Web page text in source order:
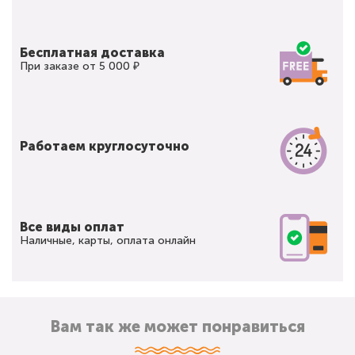
Бесплатная доставка
При заказе от 5 000 ₽
Работаем круглосуточно
Все виды оплат
Наличные, карты, оплата онлайн
Вам так же может понравиться